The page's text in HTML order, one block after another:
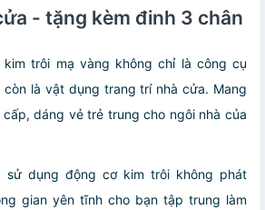
- tặng kèm đinh 3 chân
trôi mạ vàng không chỉ là công cụ
là vật dụng trang trí nhà cửa. Mang
dáng vẻ trẻ trung cho ngôi nhà của
sử dụng động cơ kim trôi không phát
gian yên tĩnh cho bạn tập trung làm